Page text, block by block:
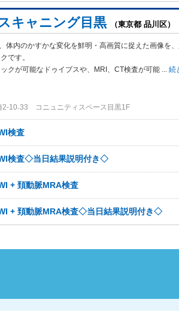
キャニング目黒 （東京都 品川区）
体内のかすかな変化を鮮明・高画質に捉えた画像を
です。
クが可能なドゥイブスや、MRI、CT検査が可能 ... 続
2‐10₋33 コニュニティスペース目黒1F
検査
検査◇当日結果説明付き◇
+ 頚動脈MRA検査
+ 頚動脈MRA検査◇当日結果説明付き◇